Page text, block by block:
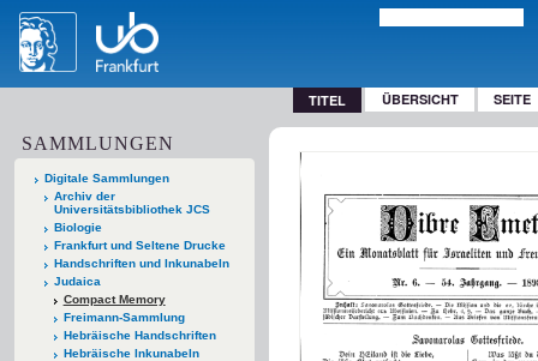
TITEL ÜBERSICHT SEITE
SAMMLUNGEN
Digitale Sammlungen
Archiv der
Universitätsbibliothek JCS
Biologie
Frankfurt und Seltene Drucke
Handschriften und Inkunabeln
Judaica
Compact Memory
Freimann-Sammlung
Hebräische Handschriften
Hebräische Inkunabeln